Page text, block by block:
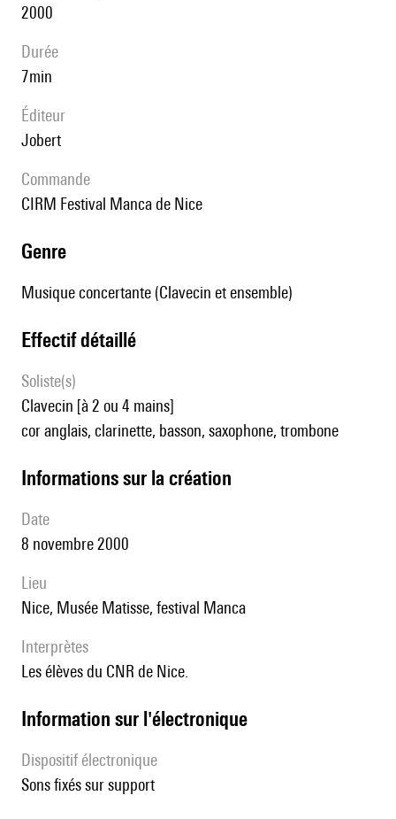
2000
durée
7min
éditeur
Jobert
Commande
CIRM Festival Manca de Nice
genre
Musique concertante (Clavecin et ensemble)
effectif détaillé
Soliste(s)
clavecin [à 2 ou 4 mains]
cor anglais, clarinette, basson, saxophone, trombone
informations sur la création
date
8 novembre 2000
lieu
Nice, Musée Matisse, festival Manca
interprètes
les élèves du CNR de Nice.
Information sur l'électronique
Dispositif électronique
sons fixés sur support